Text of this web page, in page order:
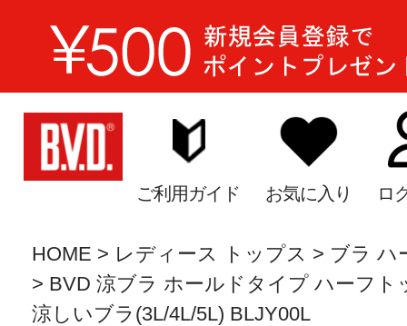
ご利用ガイド お気に入り ロ
HOME レディース トップス
ブラ ハ
BVD 涼ブラ ホールドタイプ ハーフ
涼しいブラ(3L/4L/5L) BLJY00L